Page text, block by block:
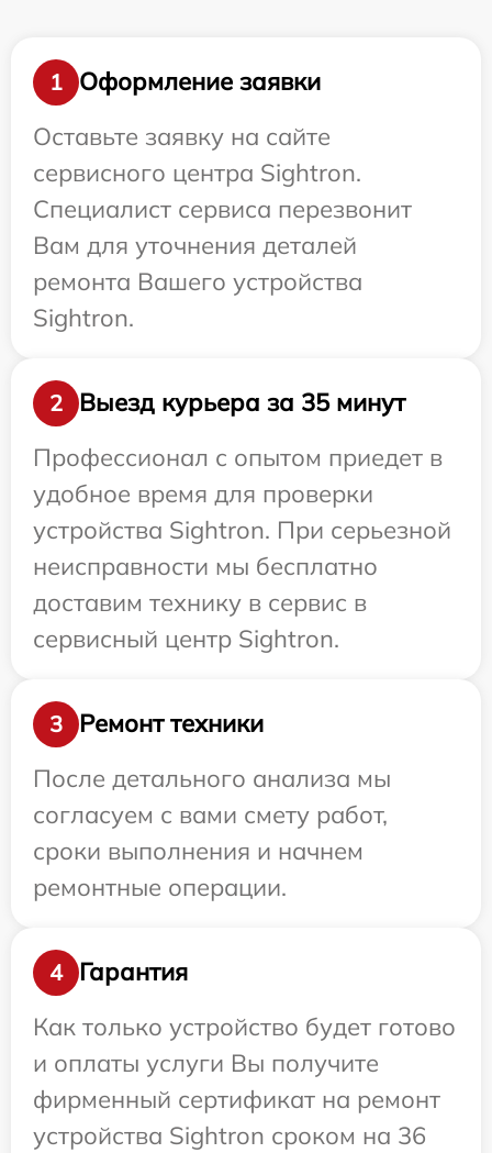
1
Оформление заявки
Оставьте заявку на сайте
сервисного центра Sightron.
Специалист сервиса перезвонит
Вам для уточнения деталей
ремонта Вашего устройства
Sightron.
2
Выезд курьера за 35 минут
Профессионал с опытом приедет в
удобное время для проверки
устройства Sightron. При серьезной
неисправности мы бесплатно
доставим технику в сервис в
сервисный центр Sightron.
3
Ремонт техники
После детального анализа мы
согласуем с вами смету работ,
сроки выполнения и начнем
ремонтные операции.
4
Гарантия
Как только устройство будет готово
и оплаты услуги Вы получите
фирменный сертификат на ремонт
устройства Sightron сроком на 36